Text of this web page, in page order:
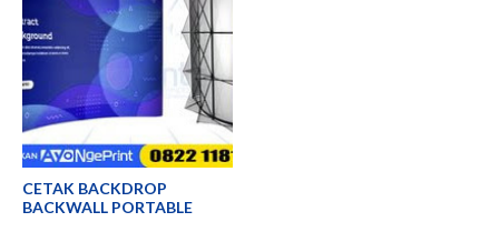
CETAK BACKDROP
BACKWALL PORTABLE